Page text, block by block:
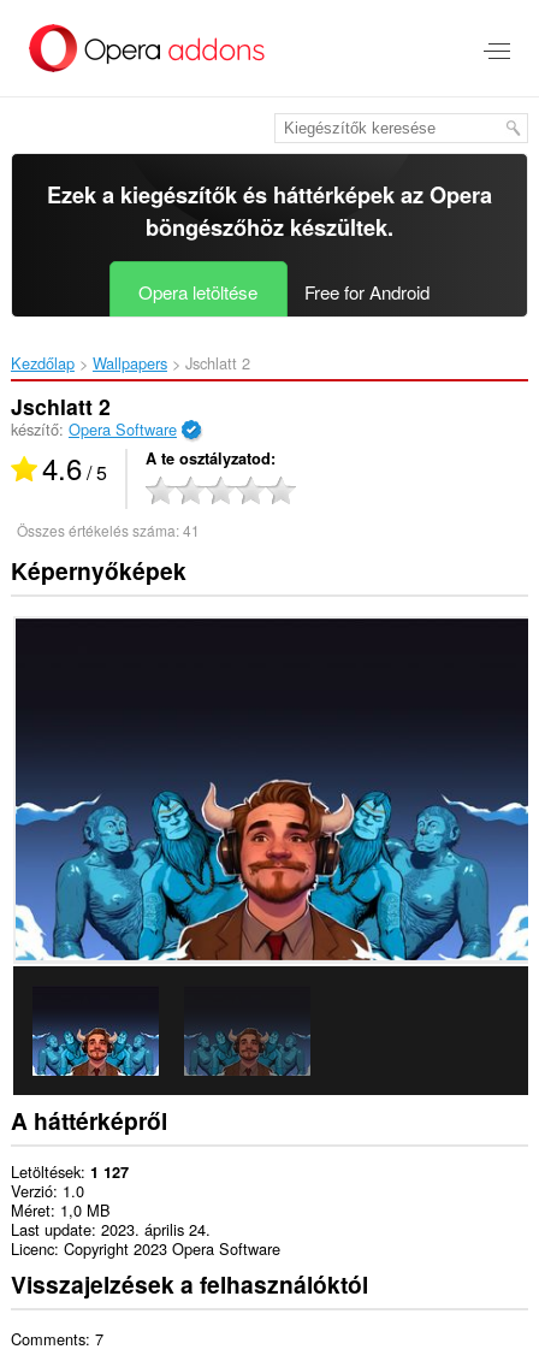
Ezek a kiegészítők és háttérképek azOpera
böngészőhözkészültek.
Opera letöltése Free for Android
Kezdőlap Wallpapers Jschlatt 2‎
Jschlatt 2
készítő: Opera Software
4.6/ 5 A te osztályzatod
Összes értékelés száma:41
Képernyőképek
A háttérképről
Letöltések 1 127
Verzió 1.0
Méret 1,0 MB
Last update 2023. április 24.
Licenc Copyright 2023 Opera Software
Visszajelzések a felhasználóktól
Comments: 7